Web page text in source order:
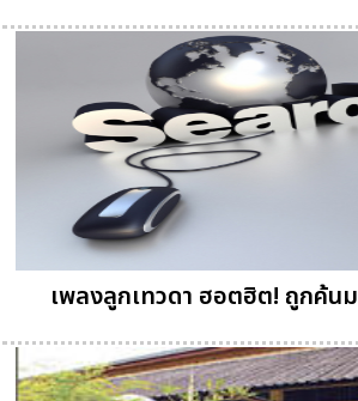
เพลงลูกเทวดา ฮอตฮิต! ถูกค้น